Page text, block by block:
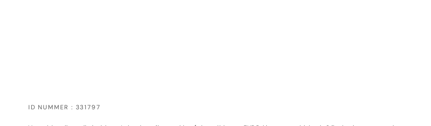
ID NUMMER : 331797